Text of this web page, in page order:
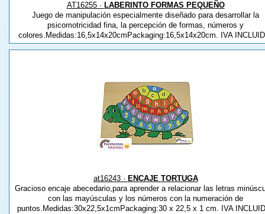
AT16255 · LABERINTO FORMAS PEQUEÑO
Juego de manipulación especialmente diseñado para desarrollar la
psicomotricidad fina, la percepción de formas, números y
colores.Medidas:16,5x14x20cmPackaging:16,5x14x20cm. IVA
at16243 · ENCAJE TORTUGA
Gracioso encaje abecedario,para aprender a relacionar las letras
con las mayúsculas y los números con la numeración de
puntos.Medidas:30x22,5x1cmPackaging:30 x 22,5 x 1 cm. IVA